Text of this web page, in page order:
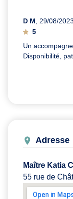
D M, 29/08/2023
5
Un
Disponibilité,
Adresse
Maître Katia
55 rue de